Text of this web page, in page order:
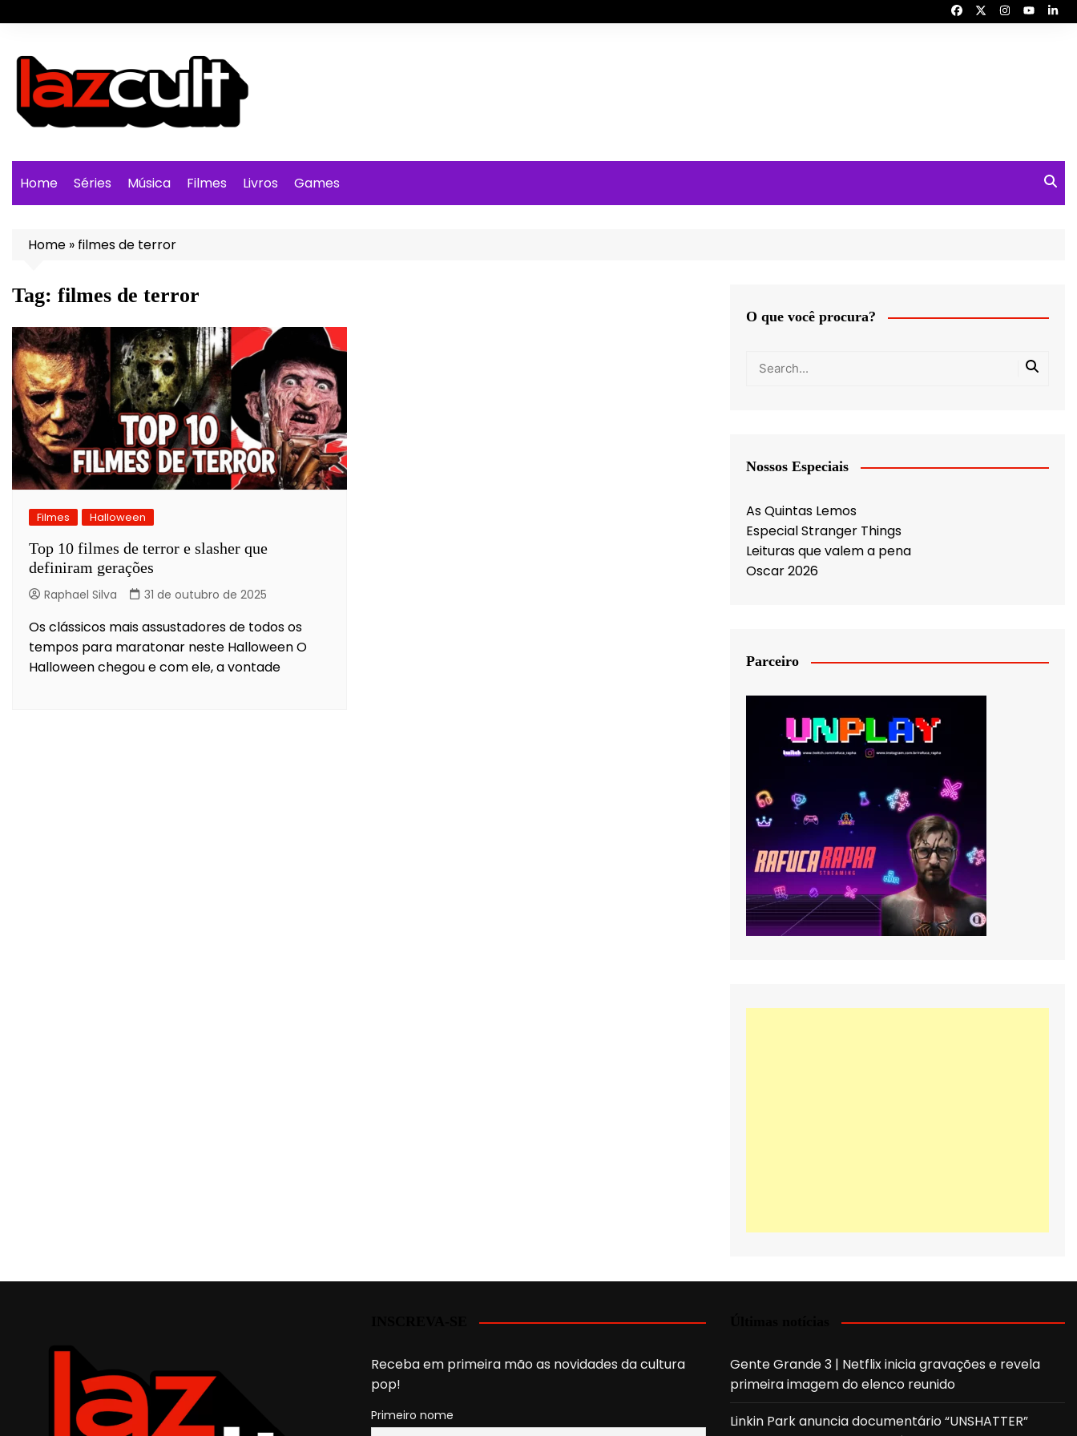
para
conteúdo
Home Séries Música Filmes Livros Games
Home » filmes de terror
Tag: filmes de terror
Filmes Halloween
Top 10 filmes de terror e slasher que
definiram gerações
Raphael Silva 31 de outubro de 2025
Os clássicos mais assustadores de todos os
tempos para maratonar neste Halloween O
Halloween chegou e com ele, a vontade
O que você procura?
Nossos Especiais
As Quintas Lemos
Especial Stranger Things
Leituras que valem a pena
Oscar 2026
Parceiro
Receba em primeira mão as novidades da cultura
pop!
Primeiro nome
Gente Grande 3 | Netflix inicia gravações e revela
primeira imagem do elenco reunido
Linkin Park anuncia documentário “UNSHATTER”